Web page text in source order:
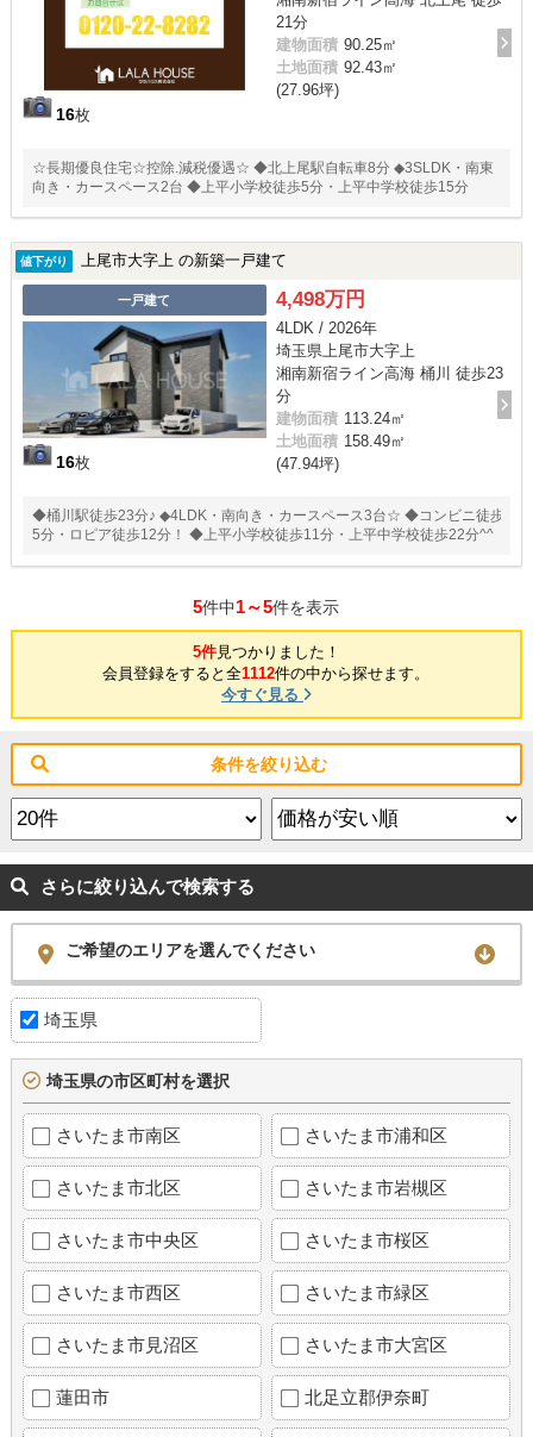
16枚
21分
建物面積 90.25㎡
土地面積 92.43㎡
(27.96坪)
☆長期優良住宅☆控除.減税優遇☆ ◆北上尾駅自転車8分 ◆3SLDK・南東
向き・カースペース2台 ◆上平小学校徒歩5分・上平中学校徒歩15分
値下がり 上尾市大字上 の新築一戸建て
一戸建て
16枚
4,498万円
4LDK / 2026年
埼玉県上尾市大字上
湘南新宿ライン高海 桶川 徒歩23
分
建物面積 113.24㎡
土地面積 158.49㎡
(47.94坪)
◆桶川駅徒歩23分♪ ◆4LDK・南向き・カースペース3台☆ ◆コンビニ徒歩
5分・ロピア徒歩12分！ ◆上平小学校徒歩11分・上平中学校徒歩22分^^
5件中1～5件を表示
5件見つかりました！
会員登録をすると全1112件の中から探せます。
今すぐ見る
条件を絞り込む
さらに絞り込んで検索する
ご希望のエリアを選んでください
埼玉県
埼玉県の市区町村を選択
さいたま市南区 さいたま市浦和区
さいたま市北区 さいたま市岩槻区
さいたま市中央区 さいたま市桜区
さいたま市西区 さいたま市緑区
さいたま市見沼区 さいたま市大宮区
蓮田市 北足立郡伊奈町